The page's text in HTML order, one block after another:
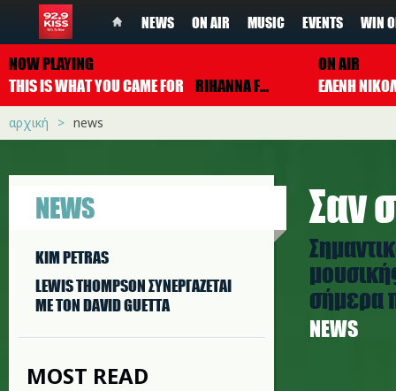
NEWS ON AIR MUSIC EVENTS WIN
NOW PLAYING
THIS IS WHAT YOU CAME FOR
RIHANNA FEAT. CALVIN HARRIS
ON AIR
ΕΛΕΝΗ
αρχική news
NEWS
KIM PETRAS
LEWIS THOMPSON ΣΥΝΕΡΓAΖΕΤΑΙ
ΜΕ ΤΟΝ DAVID GUETTA
MOST READ
Σαν
σήμερα
NEWS